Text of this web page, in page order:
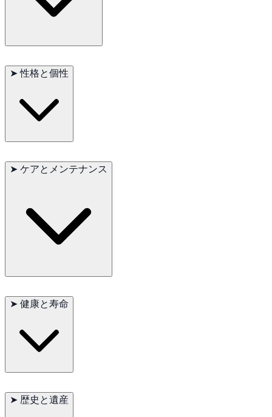
ています。自信に満ちた軽快な歩様を持ち、アジリティコー
す活動を楽しみます。定期的な運動は、彼らの健康を維持し、
退屈を防ぐために不可欠です。
➤ 性格と個性
で知られています。非常に知的で、学習が速く、飼い主を喜ば
また、狩猟本能が強いため、他のペットとうまく付き合えるよ
うに早期の社会化と訓練が重要です。
➤ ケアとメンテナンス
は、定期的なブラッシングで清潔で光沢のある状態を保つこと
重要であり、耳も定期的にチェックし、清潔に保つことが必要
です。彼らは人間との交流を好み、家族活動に参加することを
題に対処するために不可欠です。
➤ 健康と寿命
軽度の懸念事項：アレルギー、歯科問題
➤ 歴史と遺産